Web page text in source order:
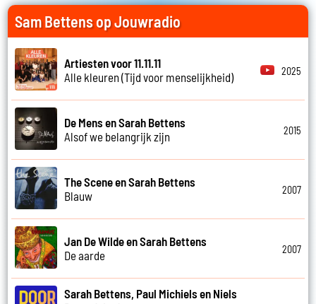
Sam Bettens op Jouwradio
Artiesten voor 11.11.11
Alle kleuren (Tijd voor menselijkheid)
2025
De Mens en Sarah Bettens
Alsof we belangrijk zijn
2015
The Scene en Sarah Bettens
Blauw
2007
Jan De Wilde en Sarah Bettens
De aarde
2007
Sarah Bettens, Paul Michiels en Niels